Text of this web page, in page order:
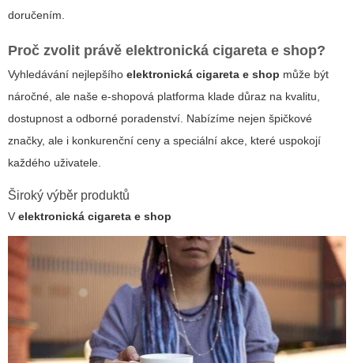
doručením.
Proč zvolit právě elektronická cigareta e shop?
Vyhledávání nejlepšího elektronická cigareta e shop může být
náročné, ale naše e-shopová platforma klade důraz na kvalitu,
dostupnost a odborné poradenství. Nabízíme nejen špičkové
značky, ale i konkurenční ceny a speciální akce, které uspokojí
každého uživatele.
Široký výběr produktů
V elektronická cigareta e shop